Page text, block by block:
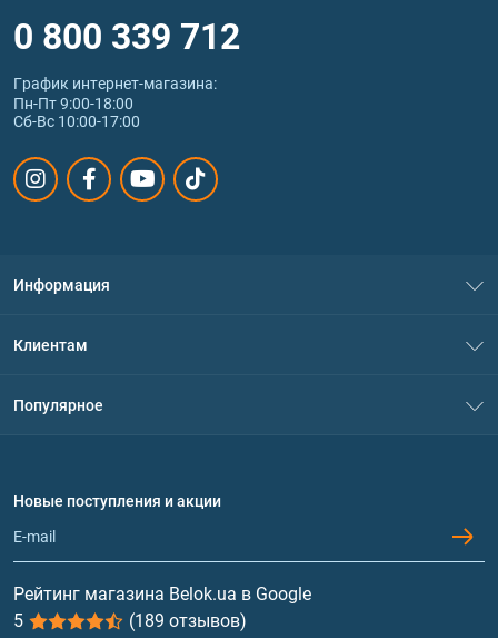
0 800 339 712
График интернет‑магазина:
Пн-Пт 9:00-18:00
Сб-Вс 10:00-17:00
Информация
Политика конфиденциальности
Обмен и возврат
Клиентам
Популярное
Протеин
Гейнеры
Витамины и минералы
Рыбий жир, жирные кислоты
Новые поступления и акции
Рейтинг магазина Belok.ua в Google
5
(189 отзывов)